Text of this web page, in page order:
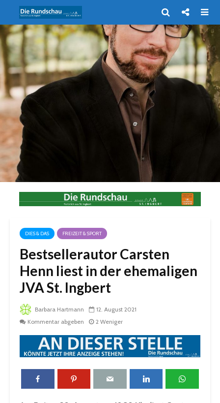
DIES & DAS FREIZEIT & SPORT
Bestsellerautor Carsten
Henn liest in der ehemaligen
JVA St. Ingbert
Barbara Hartmann
12. August 2021
Kommentar abgeben
2 Weniger